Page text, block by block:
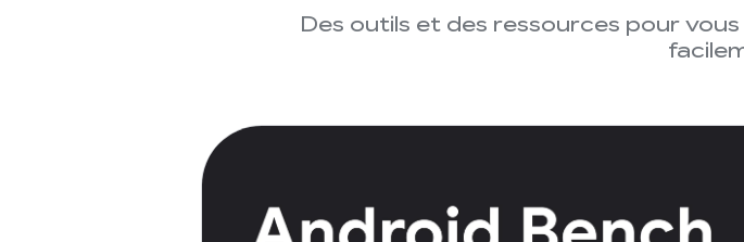
Des outils et des ressources pour